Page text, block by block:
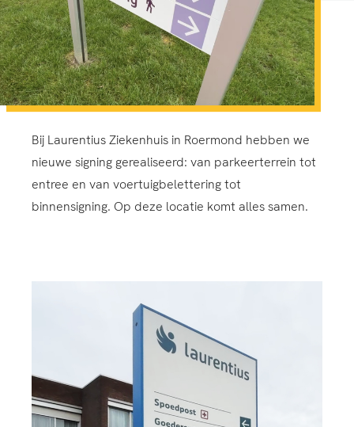
Bij Laurentius Ziekenhuis in Roermond hebben we
nieuwe signing gerealiseerd: van parkeerterrein tot
entree en van voertuigbelettering tot
binnensigning. Op deze locatie komt alles samen.